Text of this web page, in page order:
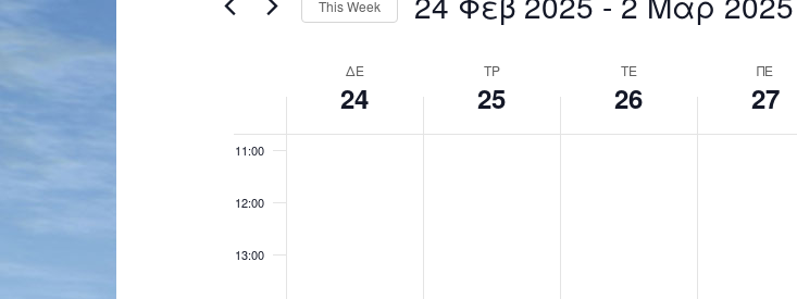
Navigation
This Week
Events
ΔΕ
24
ΤΡ
25
ΤΕ
26
ΠΕ
27
11:00
12:00
13:00